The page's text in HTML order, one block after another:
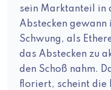
sein Marktanteil in
Abstecken gewann
Schwung, als
das Abstecken zu
den Schoß nahm.
floriert, scheint die